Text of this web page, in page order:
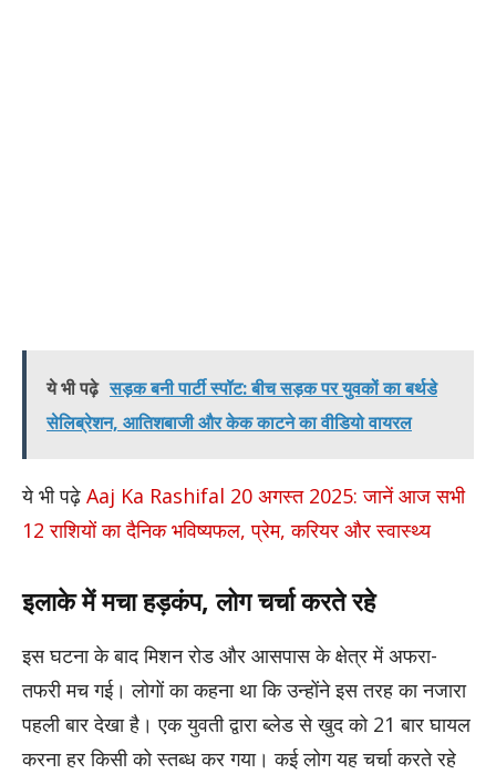
ये भी पढ़े सड़क बनी पार्टी स्पॉट: बीच सड़क पर युवकों का बर्थडे
सेलिब्रेशन, आतिशबाजी और केक काटने का वीडियो वायरल
ये भी पढ़े Aaj Ka Rashifal 20 अगस्त 2025: जानें आज सभी
12 राशियों का दैनिक भविष्यफल, प्रेम, करियर और स्वास्थ्य
इलाके में मचा हड़कंप, लोग चर्चा करते रहे
इस घटना के बाद मिशन रोड और आसपास के क्षेत्र में अफरा-
तफरी मच गई। लोगों का कहना था कि उन्होंने इस तरह का नजारा
पहली बार देखा है। एक युवती द्वारा ब्लेड से खुद को 21 बार घायल
करना हर किसी को स्तब्ध कर गया। कई लोग यह चर्चा करते रहे